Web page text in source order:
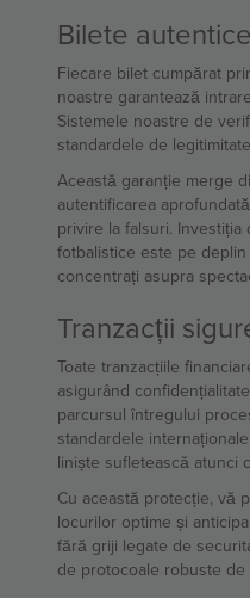
Bilete
Fiecare bilet cumpărat
noastre garantează
Sistemele noastre de
standardele de
Această garanție merge
autentificarea
privire la falsuri.
fotbalistice este pe
concentrați asupra
Tranzacții
Toate tranzacțiile
asigurând
parcursul întregului
standardele
liniște sufletească atunci
Cu această protecție, vă
locurilor optime și
fără griji legate de
de protocoale robuste